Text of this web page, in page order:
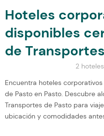
Hoteles
disponibles
de
2
Encuentra hoteles
de Pasto en Pasto. Descubre
Transportes de Pasto para
ubicación y comodidades